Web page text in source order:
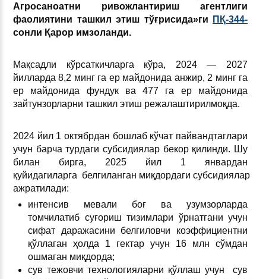
Агросаноатни ривожлантириш агентлиги
фаолиятини ташкил этиш тўғрисида»ги
ПҚ-344-
сонли Қарор имзоланди.
Мақсадли кўрсаткичларга кўра, 2024 — 2027
йилларда 8,2 минг га ер майдонида анжир, 2 минг га
ер майдонида фундук ва 477 га ер майдонида
зайтунзорларни ташкил этиш режалаштирилмоқда.
2024 йил 1 октябрдан бошлаб кўчат пайвандтаглари
учун барча турдаги субсидиялар бекор қилинди. Шу
билан бирга, 2025 йил 1 январдан
қуйидагиларга белгиланган миқдордаги субсидиялар
ажратилади:
интенсив мевали боғ ва узумзорларда
томчилатиб суғориш тизимлари ўрнатгани учун
сифат даражасини белгиловчи коэффициентни
қўллаган ҳолда 1 гектар учун 16 млн сўмдан
ошмаган миқдорда;
сув тежовчи технологияларни қўллаш учун сув